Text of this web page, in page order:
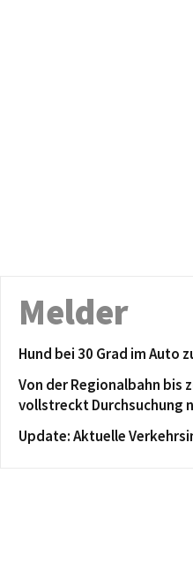
Melder
Hund bei 30 Grad im Auto
Von der Regionalbahn bis
vollstreckt Durchsuchung
Update: Aktuelle